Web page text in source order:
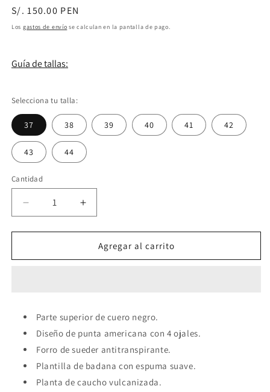
Precio
habitual
S/. 150.00 PEN
Los gastos de envío se calculan en la pantalla de pago.
Guía de tallas:
Selecciona tu talla:
37 38 39 40 41 42
43 44
Cantidad
Reducir
cantidad
para
Oxford
hombre
en
color
negro
(ID#RK65-
NEGRO)
Aumentar
cantidad
para
Zapatos
Oxford
hombre
en
color
negro
(ID#RK65-
NEGRO)
Agregar al carrito
Parte superior de cuero negro.
Diseño de punta americana con 4 ojales.
Forro de sueder antitranspirante.
Plantilla de badana con espuma suave.
Planta de caucho vulcanizada.